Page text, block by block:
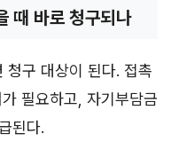
때 바로 청구되나
청구 대상이 된다. 접촉
필요하고, 자기부담금
된다.